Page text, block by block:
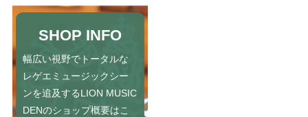
SHOP INFO
幅広い視野でトータルな
レゲエミュージックシー
ンを追及するLION MUSIC
DENのショップ概要はこ